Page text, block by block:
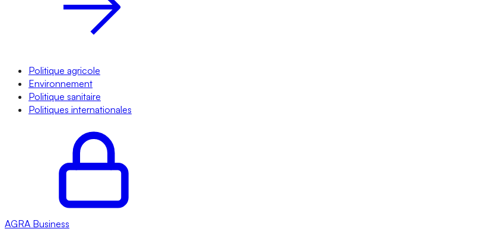
Politique agricole
Environnement
Politique sanitaire
Politiques internationales
AGRA Business